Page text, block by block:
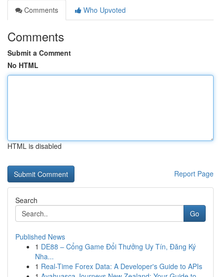
Comments
Who Upvoted
Comments
Submit a Comment
No HTML
HTML is disabled
Report Page
Search
Go
Published News
1 DE88 – Cổng Game Đổi Thưởng Uy Tín, Đăng Ký
Nha...
1 Real-Time Forex Data: A Developer's Guide to APIs